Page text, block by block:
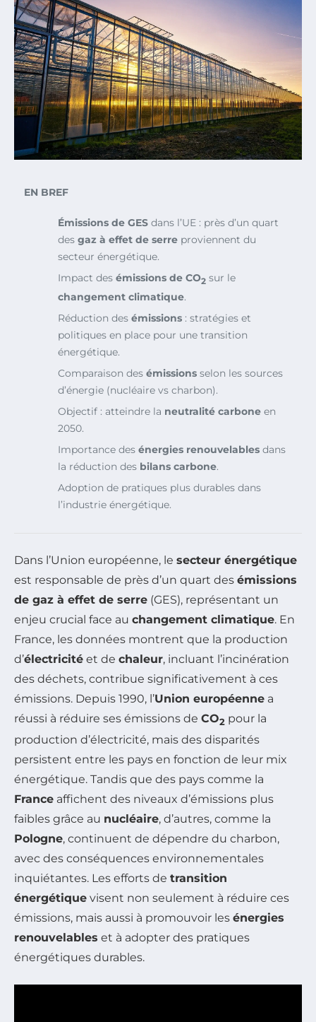
EN BREF
Émissions de GES dans l’UE : près d’un quart
des gaz à effet de serre proviennent du
secteur énergétique.
Impact des émissions de CO2 sur le
changement climatique.
Réduction des émissions : stratégies et
politiques en place pour une transition
énergétique.
Comparaison des émissions selon les sources
d’énergie (nucléaire vs charbon).
Objectif : atteindre la neutralité carbone en
2050.
Importance des énergies renouvelables dans
la réduction des bilans carbone.
Adoption de pratiques plus durables dans
l’industrie énergétique.
Dans l’Union européenne, le secteur énergétique
est responsable de près d’un quart des émissions
de gaz à effet de serre (GES), représentant un
enjeu crucial face au changement climatique. En
France, les données montrent que la production
d’électricité et de chaleur, incluant l’incinération
des déchets, contribue significativement à ces
émissions. Depuis 1990, l’Union européenne a
réussi à réduire ses émissions de CO2 pour la
production d’électricité, mais des disparités
persistent entre les pays en fonction de leur mix
énergétique. Tandis que des pays comme la
France affichent des niveaux d’émissions plus
faibles grâce au nucléaire, d’autres, comme la
Pologne, continuent de dépendre du charbon,
avec des conséquences environnementales
inquiétantes. Les efforts de transition
énergétique visent non seulement à réduire ces
émissions, mais aussi à promouvoir les énergies
renouvelables et à adopter des pratiques
énergétiques durables.